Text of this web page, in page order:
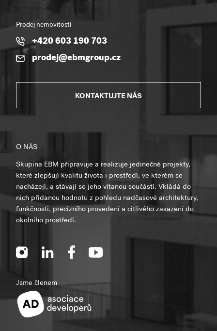
Prodej nemovitostí
+420 603 190 703
prodej@ebmgroup.cz
KONTAKTUJTE NÁS
O NÁS
Skupina EBM připravuje a realizuje jedinečné projekty,
které zlepšují kvalitu života i prostředí, ve kterém se
nacházejí, a stávají se jeho vítanou součástí. Vkládá do
nich přidanou hodnotu z pohledu nadčasové architektury,
funkčnosti, precizního provedení a citlivého zasazení do
okolního prostředí.
Jsme členem